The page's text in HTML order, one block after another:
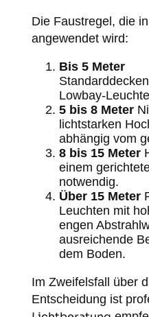
Die Faustregel, die
angewendet wird:
Bis 5 Meter
Lowbay-
5 bis 8 Meter
lichtstarken
abhängig vom
8 bis 15 Meter
einem
notwendig.
Über 15 Meter
Leuchten mit
engen
ausreichende
dem Boden.
Im Zweifelsfall über
Entscheidung ist